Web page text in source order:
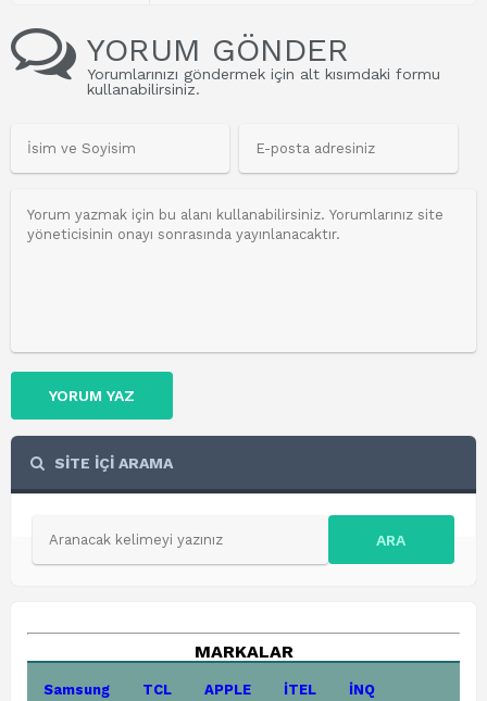
YORUM GÖNDER
Yorumlarınızı göndermek için alt kısımdaki formu
kullanabilirsiniz.
YORUM YAZ
SİTE İÇİ ARAMA
ARA
MARKALAR
Samsung TCL APPLE İTEL İNQ